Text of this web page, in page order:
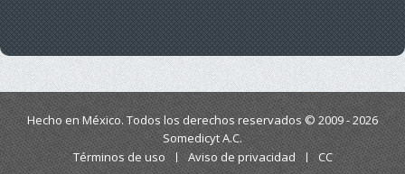
Hecho en México. Todos los derechos reservados © 2009 - 2026
Somedicyt A.C.
Términos de uso
Aviso de privacidad CC